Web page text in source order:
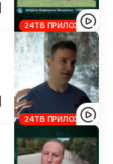
24ТВ ПРИЛОЗИ
24ТВ ПРИЛОЗИ